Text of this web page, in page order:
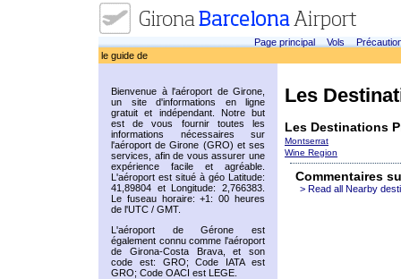
Page principal Vols
le guide de
Bienvenue à l'aéroport de Girone,
un site d'informations en ligne
gratuit et indépendant. Notre but
est de vous fournir toutes les
informations nécessaires sur
l'aéroport de Girone (GRO) et ses
services, afin de vous assurer une
expérience facile et agréable.
L'aéroport est situé à géo Latitude:
41,89804 et Longitude: 2,766383.
Le fuseau horaire: +1: 00 heures
de l'UTC / GMT.
L'aéroport de Gérone est
également connu comme l'aéroport
de Girona-Costa Brava, et son
code est: GRO; Code IATA est
GRO; Code OACI est LEGE.
Les
Les Destinations
Montserrat
Wine Region
Commentaires
> Read all Nearby